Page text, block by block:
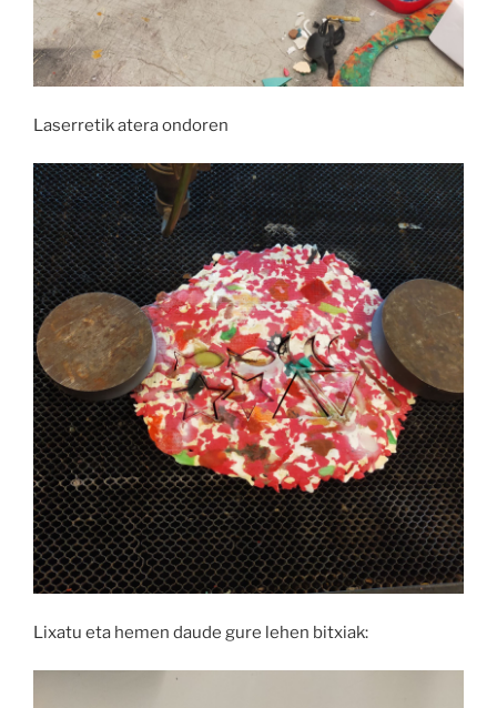
Laserretik atera ondoren
Lixatu eta hemen daude gure lehen bitxiak: